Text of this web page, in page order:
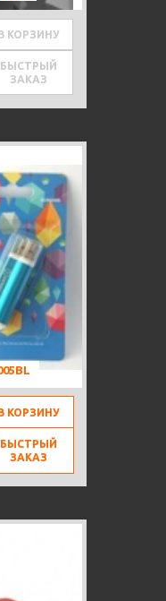
В КОРЗИНУ
БЫСТРЫЙ
ЗАКАЗ
КОРЗИНУ
БЫСТРЫЙ
ЗАКАЗ